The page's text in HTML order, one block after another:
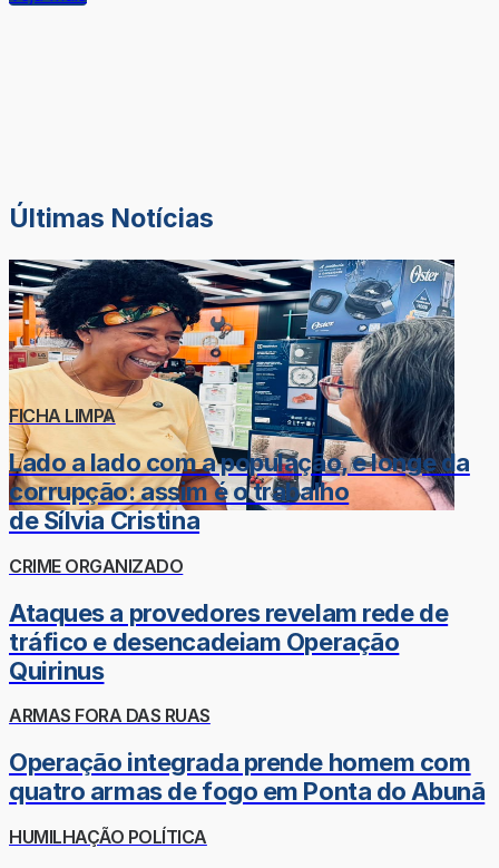
Últimas Notícias
FICHA LIMPA
Lado a lado com a população, e longe da
corrupção: assim é o trabalho
de Sílvia Cristina
CRIME ORGANIZADO
Ataques a provedores revelam rede de
tráfico e desencadeiam Operação
Quirinus
ARMAS FORA DAS RUAS
Operação integrada prende homem com
quatro armas de fogo em Ponta do Abunã
HUMILHAÇÃO POLÍTICA